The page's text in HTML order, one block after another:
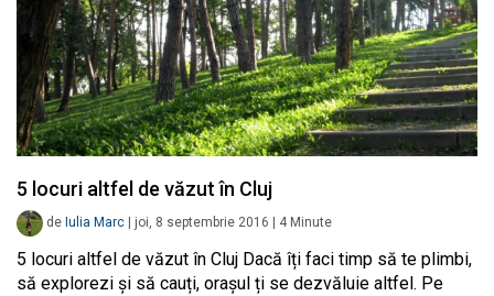
5 locuri altfel de văzut în Cluj
de Iulia Marc joi, 8 septembrie 2016 4 Minute
5 locuri altfel de văzut în Cluj Dacă îți faci timp să te plimbi,
să explorezi și să cauți, orașul ți se dezvăluie altfel. Pe